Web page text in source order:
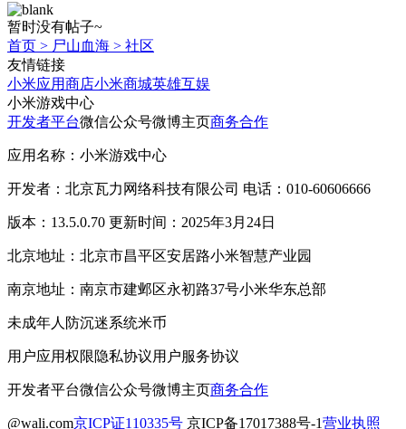
暂时没有帖子~
首页 > 尸山血海 > 社区
友情链接
小米应用商店小米商城英雄互娱
小米游戏中心
开发者平台微信公众号微博主页商务合作
应用名称：小米游戏中心
开发者：北京瓦力网络科技有限公司 电话：010-60606666
版本：13.5.0.70 更新时间：2025年3月24日
北京地址：北京市昌平区安居路小米智慧产业园
南京地址：南京市建邺区永初路37号小米华东总部
未成年人防沉迷系统米币
用户应用权限隐私协议用户服务协议
开发者平台微信公众号微博主页商务合作
@wali.com京ICP证110335号 京ICP备17017388号-1营业执照